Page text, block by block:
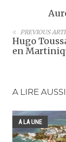
PREVIOUS
Hugo
en
A LIRE
A LA UNE